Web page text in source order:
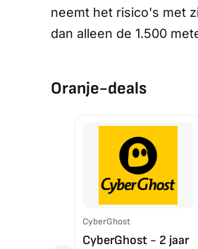
neemt het risico's met
dan alleen de 1.500
Oranje-deals
CyberGhost
CyberGhost - 2 jaar